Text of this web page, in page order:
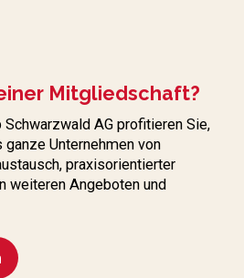
Mitgliedschaft?
AG profitieren Sie,
ganze Unternehmen von
praxisorientierter
weiteren Angeboten und